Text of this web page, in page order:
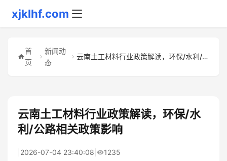
xjklhf.com
首
页
新闻动
态
云南土工材料行业政策解读，环保/水利/公路相关政策影响
云南土工材料行业政策解读，环保/水
利/公路相关政策影响
2026-07-04 23:40:08 1235